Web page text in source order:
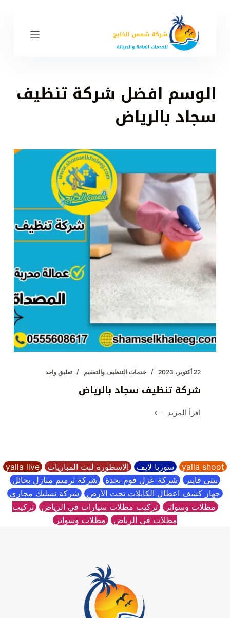
الوسم افضل شركة تنظيف
سجاد بالرياض
22 أكتوبر، 2023 خدمات التنظيف والتعقيم تعليق واحد
شركة تنظيف سجاد بالرياض
اقرأ المزيد
شركة
yalla shoot سوريا لايف الاسطورة لبث المباريات yalla live
بيتي فايبر شركة عزل فوم بجدة شركة ترميم منازل بحائل
جهاز كشف اعطال الكابلات تحت الأرض شركة تسليك مجاري
مظلات وسواتر تركيب مظلات سيارات في الرياض تركيب
مظلات في الرياض مظلات وسواتر